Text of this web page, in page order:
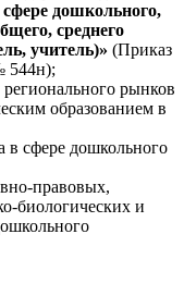
сфере дошкольного,
среднего
учитель)» (Приказ
544н);
рынков
образованием в
в сфере дошкольного
правовых,
биологических и